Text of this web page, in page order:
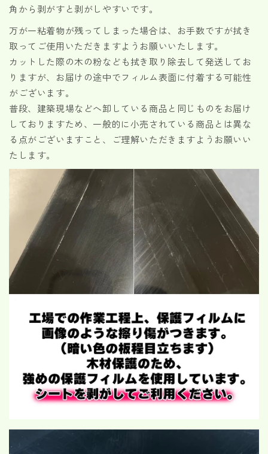
角から剥がすと剥がしやすいです。
万が一粘着物が残ってしまった場合は、お手数ですが拭き
取ってご使用いただきますようお願いいたします。
カットした際の木の粉なども拭き取り除去して発送してお
りますが、お届けの途中でフィルム表面に付着する可能性
がございます。
普段、建築現場などへ卸している商品と同じものをお届け
しておりますため、一般的に小売されている商品とは異な
る点がございますこと、ご理解いただきますようお願いい
たします。